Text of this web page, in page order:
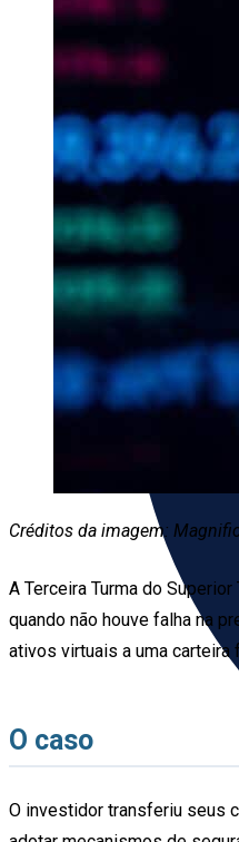
Créditos da imagem:
A Terceira Turma do
quando não houve falha na
ativos virtuais a uma carteira
O caso
O investidor transferiu seus